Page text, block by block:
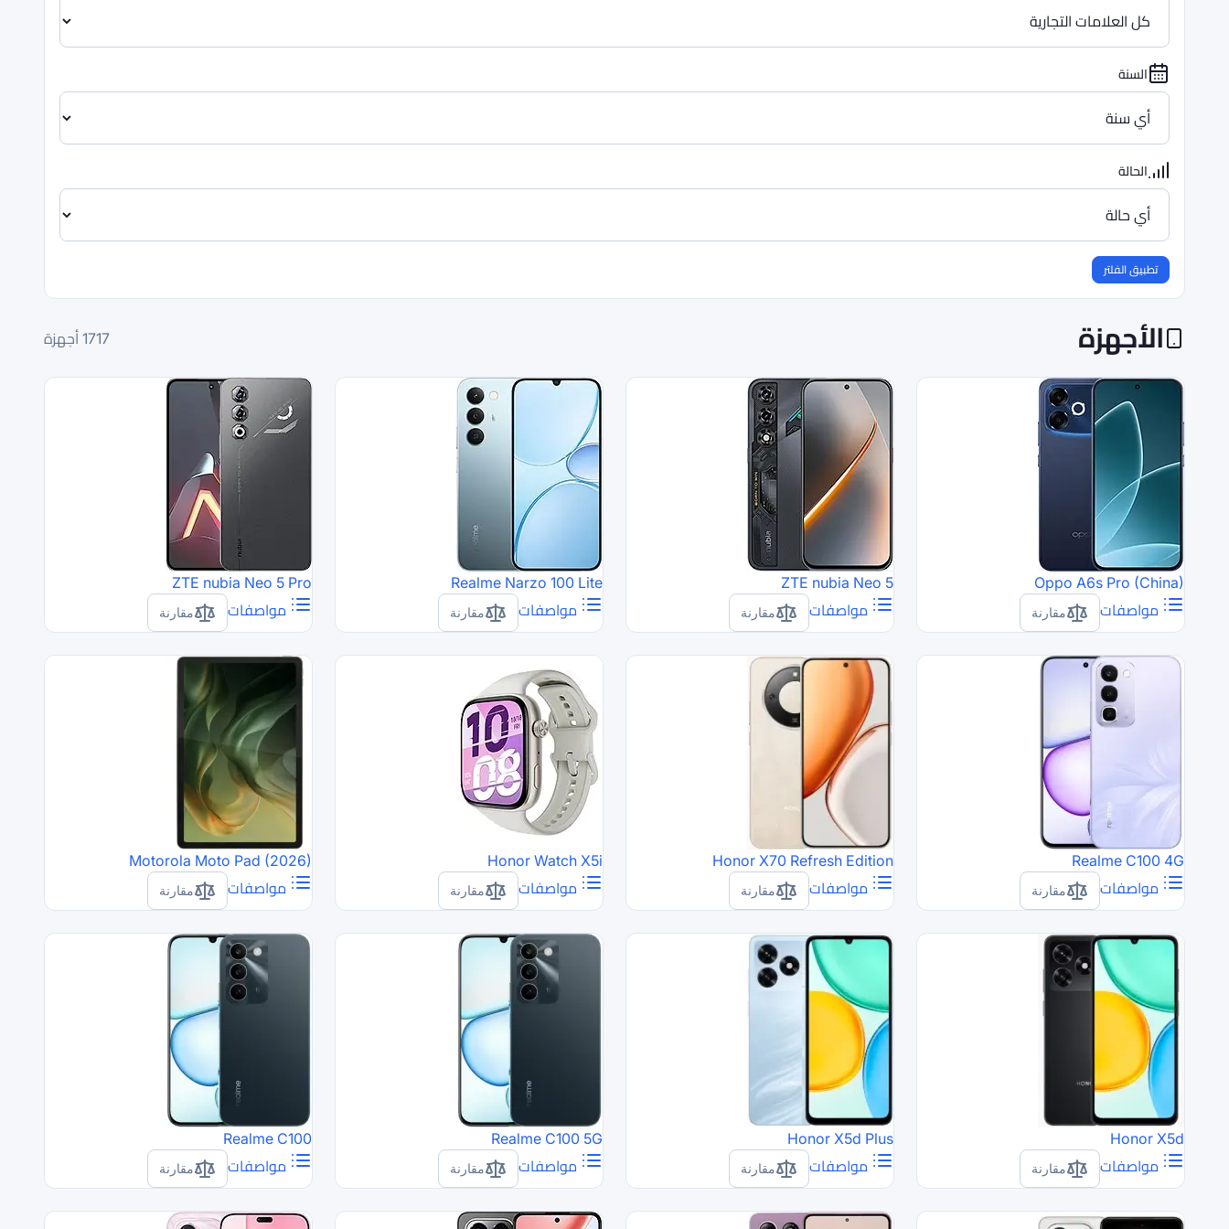
السنة
الحالة
تطبيق الفلتر
الأجهزة 1717 أجهزة
Oppo A6s Pro (China)
مواصفات
مقارنة
ZTE nubia Neo 5
مواصفات
مقارنة
Realme Narzo 100 Lite
مواصفات
مقارنة
ZTE nubia Neo 5 Pro
مواصفات
مقارنة
Realme C100 4G
مواصفات
مقارنة
Honor X70 Refresh Edition
مواصفات
مقارنة
Honor Watch X5i
مواصفات
مقارنة
Motorola Moto Pad (2026)
مواصفات
مقارنة
Honor X5d
مواصفات
مقارنة
Honor X5d Plus
مواصفات
مقارنة
Realme C100 5G
مواصفات
مقارنة
Realme C100
مواصفات
مقارنة